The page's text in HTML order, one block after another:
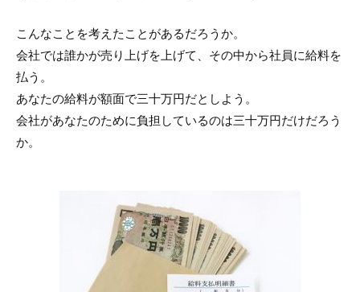
こんなことを考えたことがあるだろうか。
会社では誰かが売り上げを上げて、その中から社員に給料を
払う。
あなたの給料が額面で三十万円だとしよう。
会社があなたのために負担しているのは三十万円だけだろう
か。